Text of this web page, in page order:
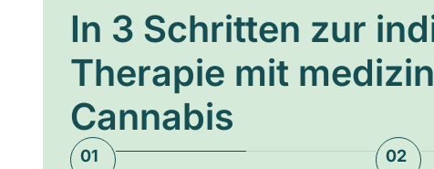
In 3 Schritten zur
Therapie mit
Cannabis
01 02